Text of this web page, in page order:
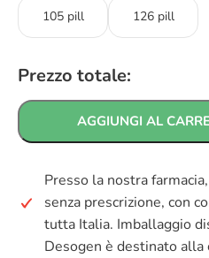
105 pill 126 pill
Prezzo totale:
AGGIUNGI AL
Presso la nostra
senza prescrizione, con
tutta Italia. Imballaggio
Desogen è destinato alla